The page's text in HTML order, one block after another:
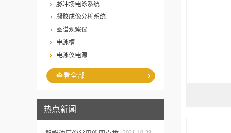
脉冲场电泳系统
凝胶成像分析系统
图谱观察仪
电泳槽
电泳仪电源
查看全部
热点新闻